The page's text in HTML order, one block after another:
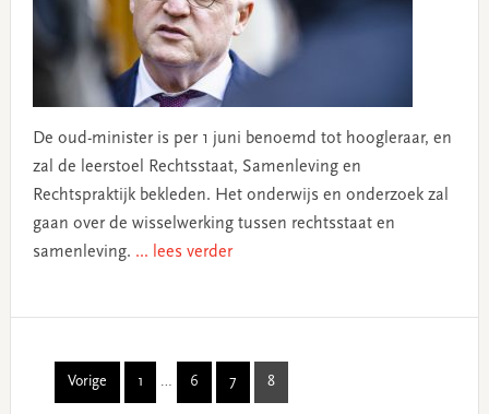
De oud-minister is per 1 juni benoemd tot hoogleraar, en
zal de leerstoel Rechtsstaat, Samenleving en
Rechtspraktijk bekleden. Het onderwijs en onderzoek zal
gaan over de wisselwerking tussen rechtsstaat en
samenleving. ... lees verder
Vorige Page
1
Interim
pages
… Page
6 Page
7 8